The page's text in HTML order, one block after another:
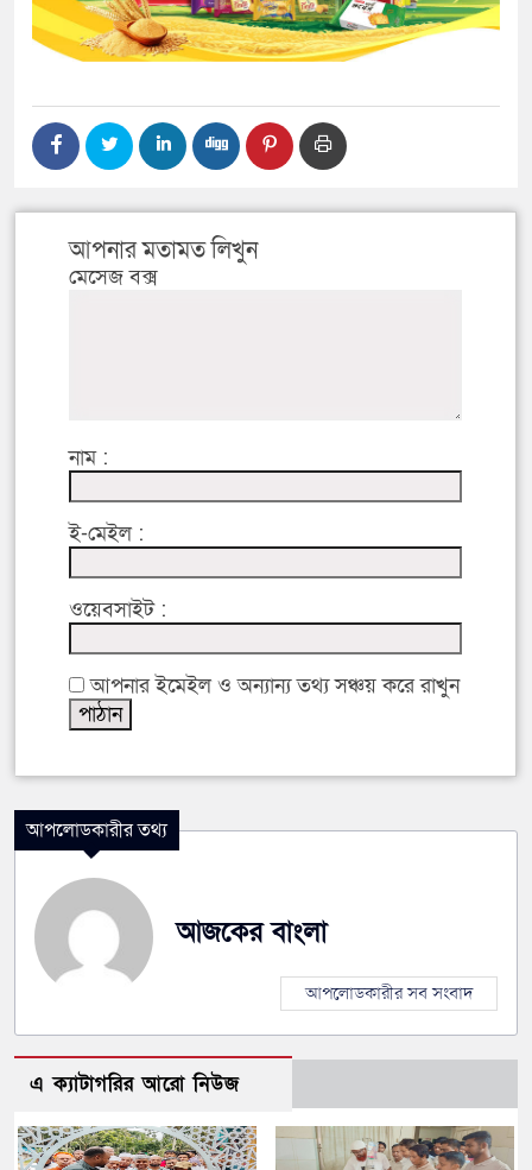
আপনার মতামত লিখুন
মেসেজ বক্স
নাম :
ই-মেইল :
ওয়েবসাইট :
আপনার ইমেইল ও অন্যান্য তথ্য সঞ্চয় করে রাখুন
আপলোডকারীর তথ্য
আজকের বাংলা
আপলোডকারীর সব সংবাদ
এ ক্যাটাগরির আরো নিউজ